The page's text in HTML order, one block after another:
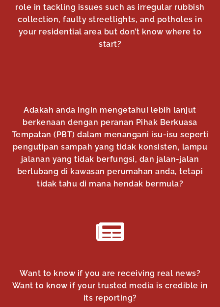
role in tackling issues such as irregular rubbish
collection, faulty streetlights, and potholes in
your residential area but don’t know where to
start?
Adakah anda ingin mengetahui lebih lanjut
berkenaan dengan peranan Pihak Berkuasa
Tempatan (PBT) dalam menangani isu-isu seperti
pengutipan sampah yang tidak konsisten, lampu
jalanan yang tidak berfungsi, dan jalan-jalan
berlubang di kawasan perumahan anda, tetapi
tidak tahu di mana hendak bermula?
Want to know if you are receiving real news?
Want to know if your trusted media is credible in
its reporting?